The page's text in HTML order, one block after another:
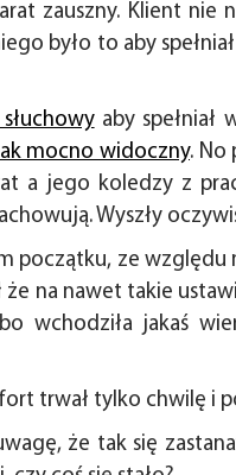
zauszny. Klient nie
było to aby
aby spełniał
mocno widoczny. No
a jego koledzy z
Wyszły
początku, ze względu
na nawet takie
wchodziła jakaś
trwał tylko chwilę i
że tak się